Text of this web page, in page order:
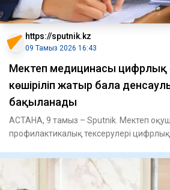
https://sputnik.kz
09 Тамыз 2026 16:43
Мектеп медицинасы
көшіріліп жатыр бала
бақыланады
АСТАНА, 9 тамыз – Sputnik. Мектеп
профилактикалық тексерулері